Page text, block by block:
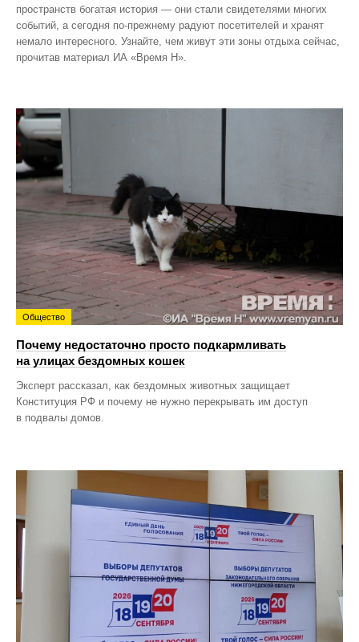
пространств богатая история — они стали свидетелями многих
событий, а сегодня по‑прежнему радуют посетителей и хранят
немало интересного. Узнайте, чем живут эти зоны отдыха сейчас,
прочитав материал ИА «Время Н».
Общество
Почему недостаточно просто подкармливать
на улицах бездомных кошек
Эксперт рассказал, как бездомных животных защищает
Конституция РФ и почему не нужно перекрывать им доступ
в подвалы домов.